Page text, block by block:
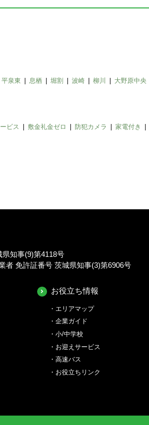
平泉東 息栖 堀割 波崎 柳川 大野原中央
ビス 敷金礼金ゼロ 防犯カメラ 家電付き
知事(9)第4118号
者 免許証番号 茨城県知事(3)第6906号
お役立ち情報
エリアマップ
企業ガイド
小/中学校
お迎えサービス
高速バス
お役立ちリンク